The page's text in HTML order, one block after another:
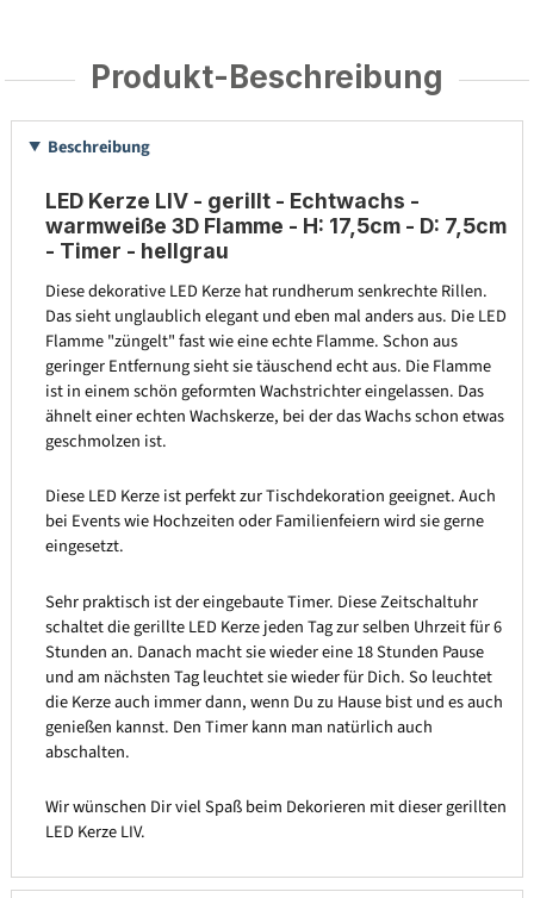
Produkt-Beschreibung
Beschreibung
LED Kerze LIV - gerillt - Echtwachs -
warmweiße 3D Flamme - H: 17,5cm - D: 7,5cm
- Timer - hellgrau
Diese dekorative LED Kerze hat rundherum senkrechte Rillen.
Das sieht unglaublich elegant und eben mal anders aus. Die LED
Flamme "züngelt" fast wie eine echte Flamme. Schon aus
geringer Entfernung sieht sie täuschend echt aus. Die Flamme
ist in einem schön geformten Wachstrichter eingelassen. Das
ähnelt einer echten Wachskerze, bei der das Wachs schon etwas
geschmolzen ist.
Diese LED Kerze ist perfekt zur Tischdekoration geeignet. Auch
bei Events wie Hochzeiten oder Familienfeiern wird sie gerne
eingesetzt.
Sehr praktisch ist der eingebaute Timer. Diese Zeitschaltuhr
schaltet die gerillte LED Kerze jeden Tag zur selben Uhrzeit für 6
Stunden an. Danach macht sie wieder eine 18 Stunden Pause
und am nächsten Tag leuchtet sie wieder für Dich. So leuchtet
die Kerze auch immer dann, wenn Du zu Hause bist und es auch
genießen kannst. Den Timer kann man natürlich auch
abschalten.
Wir wünschen Dir viel Spaß beim Dekorieren mit dieser gerillten
LED Kerze LIV.